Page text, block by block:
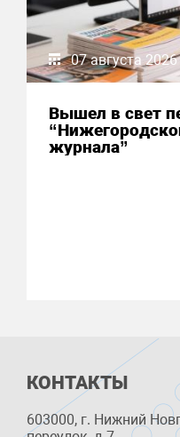
07 августа 2026
Вышел в свет
журнала”
КОНТАКТЫ
603000, г. Нижний